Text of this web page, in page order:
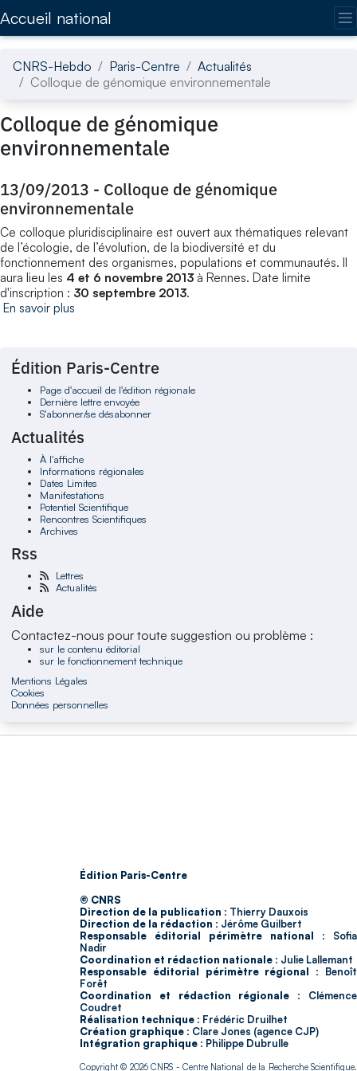
Accueil national
CNRS-Hebdo Paris-Centre
Actualités
Colloque de génomique environnementale
Colloque de génomique
environnementale
13/09/2013 - Colloque de génomique
environnementale
Ce colloque pluridisciplinaire est ouvert aux thématiques relevant
de l’écologie, de l’évolution, de la biodiversité et du
fonctionnement des organismes, populations et communautés. Il
aura lieu les 4 et 6 novembre 2013 à Rennes. Date limite
d'inscription : 30 septembre 2013.
En savoir plus
Édition Paris-Centre
Page d'accueil de l'édition régionale
Dernière lettre envoyée
S'abonner/se désabonner
Actualités
À l'affiche
Informations régionales
Dates Limites
Manifestations
Potentiel Scientifique
Rencontres Scientifiques
Archives
Rss
Lettres
Actualités
Aide
Contactez-nous pour toute suggestion ou problème :
sur le contenu éditorial
sur le fonctionnement technique
Mentions Légales
Cookies
Données personnelles
Édition Paris-Centre
© CNRS
Direction de la publication : Thierry Dauxois
Direction de la rédaction : Jérôme Guilbert
Responsable éditorial périmètre national : Sofia
Nadir
Coordination et rédaction nationale : Julie Lallemant
Responsable éditorial périmètre régional : Benoît
Forêt
Coordination et rédaction régionale : Clémence
Coudret
Réalisation technique : Frédéric Druilhet
Création graphique : Clare Jones (agence CJP)
Intégration graphique : Philippe Dubrulle
Copyright © 2026CNRS - Centre National de la Recherche Scientifique.